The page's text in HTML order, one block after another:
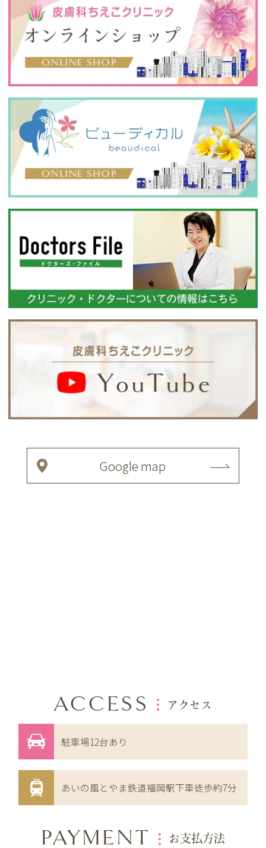
Google map
ACCESS アクセス
駐車場12台あり
あいの風とやま鉄道福岡駅下車徒歩約7分
PAYMENT お支払方法